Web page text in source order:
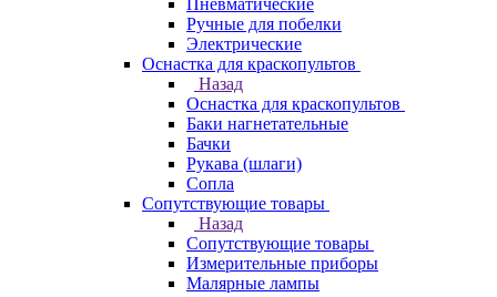
Пневматические
Ручные для побелки
Электрические
Оснастка для краскопультов
Назад
Оснастка для краскопультов
Баки нагнетательные
Бачки
Рукава (шлаги)
Сопла
Сопутствующие товары
Назад
Сопутствующие товары
Измерительные приборы
Малярные лампы